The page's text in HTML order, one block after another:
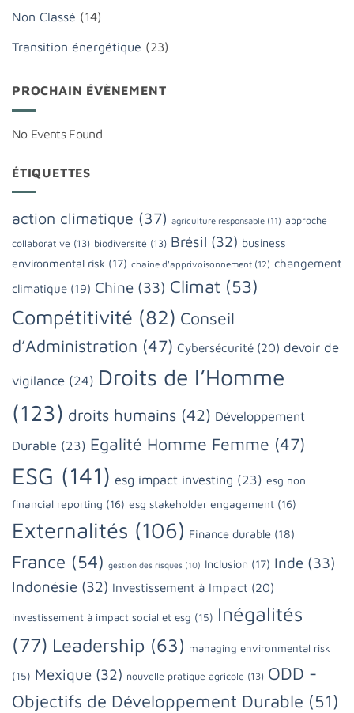
Non Classé (14)
Transition énergétique (23)
PROCHAIN ÉVÈNEMENT
No Events Found
ÉTIQUETTES
action climatique (37) agriculture responsable (11) approche
collaborative (13) biodiversité (13) Brésil (32) business
environmental risk (17) chaine d'apprivoisonnement (12) changement
climatique (19) Chine (33) Climat (53)
Compétitivité (82) Conseil
d’Administration (47) Cybersécurité (20) devoir de
vigilance (24) Droits de l’Homme
(123) droits humains (42) Développement
Durable (23) Egalité Homme Femme (47)
ESG (141) esg impact investing (23) esg non
financial reporting (16) esg stakeholder engagement (16)
Externalités (106) Finance durable (18)
France (54) gestion des risques (10) Inclusion (17) Inde (33)
Indonésie (32) Investissement à Impact (20)
investissement à impact social et esg (15) Inégalités
(77) Leadership (63) managing environmental risk
(15) Mexique (32) nouvelle pratique agricole (13) ODD -
Objectifs de Développement Durable (51)